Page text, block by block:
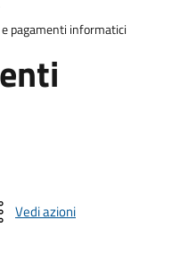
e pagamenti informatici
Vedi azioni